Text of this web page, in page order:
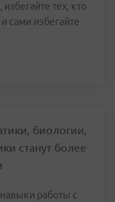
тех, кто
сами избегайте
биологии,
станут более
работы с